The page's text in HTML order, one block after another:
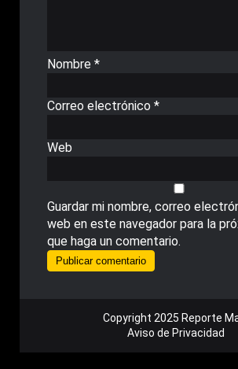
Nombre *
Correo electrónico *
Web
Guardar mi nombre, correo
web en este navegador para la
que haga un comentario.
Copyright 2025 Reporte
Aviso de Privacidad